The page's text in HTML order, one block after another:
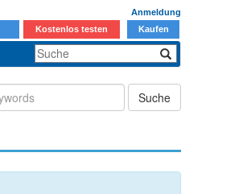
Anmeldung
Kostenlos testen Kaufen
Suche